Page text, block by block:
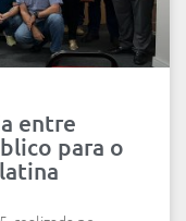
entre
para o